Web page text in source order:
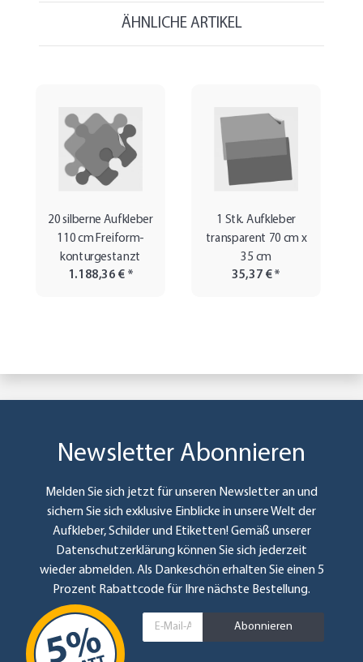
ÄHNLICHE ARTIKEL
20 silberne Aufkleber
110 cm Freiform-
konturgestanzt
1.188,36 € *
1 Stk. Aufkleber
transparent 70 cm x
35 cm
35,37 €*
Newsletter Abonnieren
Melden Sie sich jetzt für unseren Newsletter an und
sichern Sie sich exklusive Einblicke in unsere Welt der
Aufkleber, Schilder und Etiketten! Gemäß unserer
Datenschutzerklärung können Sie sich jederzeit
wieder abmelden. Als Dankeschön erhalten Sie einen 5
Prozent Rabattcode für Ihre nächste Bestellung.
Abonnieren